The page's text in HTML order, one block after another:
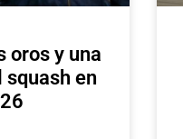
oros y una
squash en